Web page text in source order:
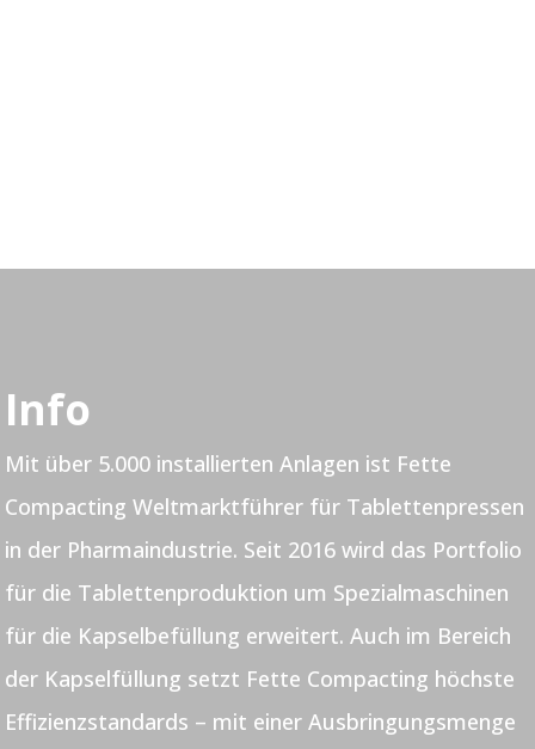
Info
Mit über 5.000 installierten Anlagen ist Fette
Compacting Weltmarktführer für Tablettenpressen
in der Pharmaindustrie. Seit 2016 wird das Portfolio
für die Tablettenproduktion um Spezialmaschinen
für die Kapselbefüllung erweitert. Auch im Bereich
der Kapselfüllung setzt Fette Compacting höchste
Effizienzstandards – mit einer Ausbringungsmenge